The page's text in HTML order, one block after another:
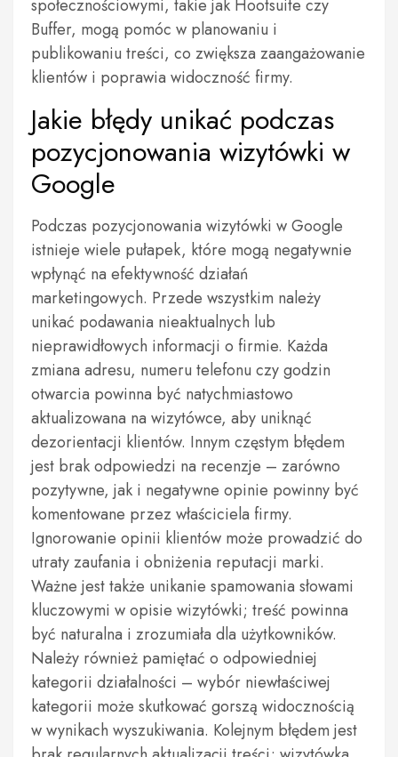
społecznościowymi, takie jak Hootsuite czy
Buffer, mogą pomóc w planowaniu i
publikowaniu treści, co zwiększa zaangażowanie
klientów i poprawia widoczność firmy.
Jakie błędy unikać podczas
pozycjonowania wizytówki w
Google
Podczas pozycjonowania wizytówki w Google
istnieje wiele pułapek, które mogą negatywnie
wpłynąć na efektywność działań
marketingowych. Przede wszystkim należy
unikać podawania nieaktualnych lub
nieprawidłowych informacji o firmie. Każda
zmiana adresu, numeru telefonu czy godzin
otwarcia powinna być natychmiastowo
aktualizowana na wizytówce, aby uniknąć
dezorientacji klientów. Innym częstym błędem
jest brak odpowiedzi na recenzje – zarówno
pozytywne, jak i negatywne opinie powinny być
komentowane przez właściciela firmy.
Ignorowanie opinii klientów może prowadzić do
utraty zaufania i obniżenia reputacji marki.
Ważne jest także unikanie spamowania słowami
kluczowymi w opisie wizytówki; treść powinna
być naturalna i zrozumiała dla użytkowników.
Należy również pamiętać o odpowiedniej
kategorii działalności – wybór niewłaściwej
kategorii może skutkować gorszą widocznością
w wynikach wyszukiwania. Kolejnym błędem jest